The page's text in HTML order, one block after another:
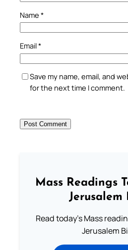
Name *
Email*
Save my name, email, and
for the next time I comment.
Mass Readings
Jerusalem
Read today's Mass
Jerusalem